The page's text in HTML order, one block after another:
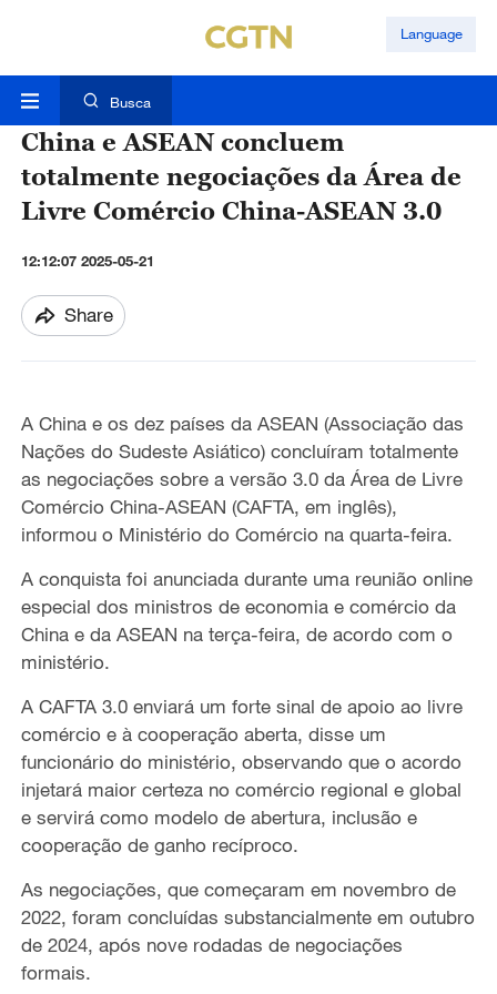
Language
Busca
China e ASEAN concluem
totalmente negociações da Área de
Livre Comércio China-ASEAN 3.0
12:12:07 2025-05-21
Share
A China e os dez países da ASEAN (Associação das
Nações do Sudeste Asiático) concluíram totalmente
as negociações sobre a versão 3.0 da Área de Livre
Comércio China-ASEAN (CAFTA, em inglês),
informou o Ministério do Comércio na quarta-feira.
A conquista foi anunciada durante uma reunião online
especial dos ministros de economia e comércio da
China e da ASEAN na terça-feira, de acordo com o
ministério.
A CAFTA 3.0 enviará um forte sinal de apoio ao livre
comércio e à cooperação aberta, disse um
funcionário do ministério, observando que o acordo
injetará maior certeza no comércio regional e global
e servirá como modelo de abertura, inclusão e
cooperação de ganho recíproco.
As negociações, que começaram em novembro de
2022, foram concluídas substancialmente em outubro
de 2024, após nove rodadas de negociações
formais.